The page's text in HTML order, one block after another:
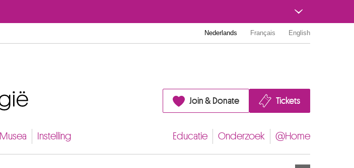
Nederlands Français English
Join & Donate Tickets
Musea Instelling Educatie Onderzoek @Home